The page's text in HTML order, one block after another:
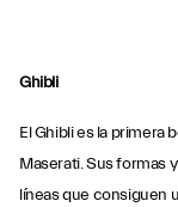
Ghibli
El Ghibli es la primera
Maserati. Sus formas
líneas que consiguen